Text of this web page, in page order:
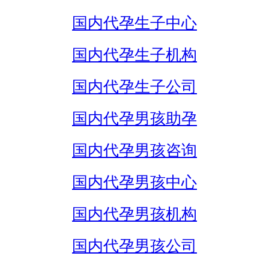
国内代孕生子中心
国内代孕生子机构
国内代孕生子公司
国内代孕男孩助孕
国内代孕男孩咨询
国内代孕男孩中心
国内代孕男孩机构
国内代孕男孩公司